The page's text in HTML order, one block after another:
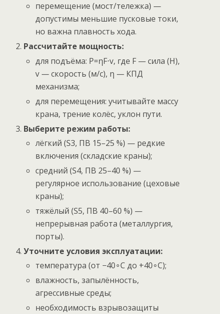
перемещение (мост/тележка) —
допустимы меньшие пусковые токи,
но важна плавность хода.
Рассчитайте мощность:
для подъёма: P=ηF⋅v​, где F — сила (Н),
v — скорость (м/с), η — КПД
механизма;
для перемещения: учитывайте массу
крана, трение колёс, уклон пути.
Выберите режим работы:
лёгкий (S3, ПВ 15–25 %) — редкие
включения (складские краны);
средний (S4, ПВ 25–40 %) —
регулярное использование (цеховые
краны);
тяжёлый (S5, ПВ 40–60 %) —
непрерывная работа (металлургия,
порты).
Уточните условия эксплуатации:
температура (от −40∘C до +40∘C);
влажность, запылённость,
агрессивные среды;
необходимость взрывозащиты